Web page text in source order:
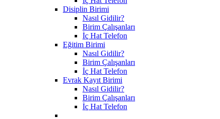
Disiplin Birimi
Nasıl Gidilir?
Birim Çalışanları
İç Hat Telefon
Eğitim Birimi
Nasıl Gidilir?
Birim Çalışanları
İç Hat Telefon
Evrak Kayıt Birimi
Nasıl Gidilir?
Birim Çalışanları
İç Hat Telefon